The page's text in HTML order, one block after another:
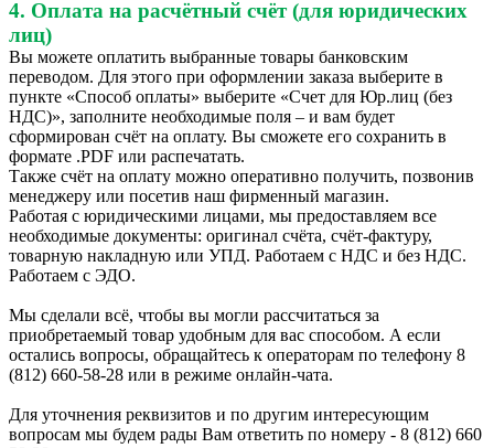
4. Оплата на расчётный счёт (для юридических
лиц)
Вы можете оплатить выбранные товары банковским
переводом. Для этого при оформлении заказа выберите в
пункте «Способ оплаты» выберите «Счет для Юр.лиц (без
НДС)», заполните необходимые поля – и вам будет
сформирован счёт на оплату. Вы сможете его сохранить в
формате .PDF или распечатать.
Также счёт на оплату можно оперативно получить, позвонив
менеджеру или посетив наш фирменный магазин.
Работая с юридическими лицами, мы предоставляем все
необходимые документы: оригинал счёта, счёт-фактуру,
товарную накладную или УПД. Работаем с НДС и без НДС.
Работаем с ЭДО.
Мы сделали всё, чтобы вы могли рассчитаться за
приобретаемый товар удобным для вас способом. А если
остались вопросы, обращайтесь к операторам по телефону 8
(812) 660-58-28 или в режиме онлайн-чата.
Для уточнения реквизитов и по другим интересующим
вопросам мы будем рады Вам ответить по номеру - 8 (812) 660